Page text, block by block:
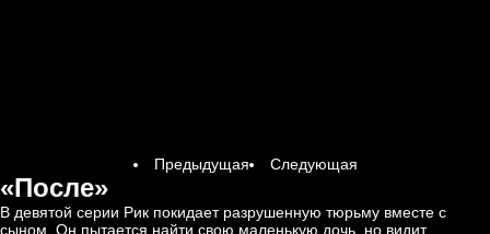
Предыдущая Следующая
«После»
В девятой серии Рик покидает разрушенную тюрьму вместе с
сыном. Он пытается найти свою маленькую дочь, но видит